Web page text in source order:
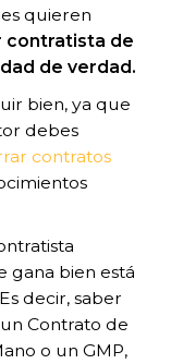
quieren
contratista de
de verdad.
bien, ya que
debes
contratos
gana bien está
decir, saber
Contrato de
o un GMP,